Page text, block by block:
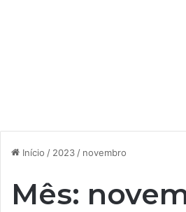
Início / 2023 / novembro
Mês: